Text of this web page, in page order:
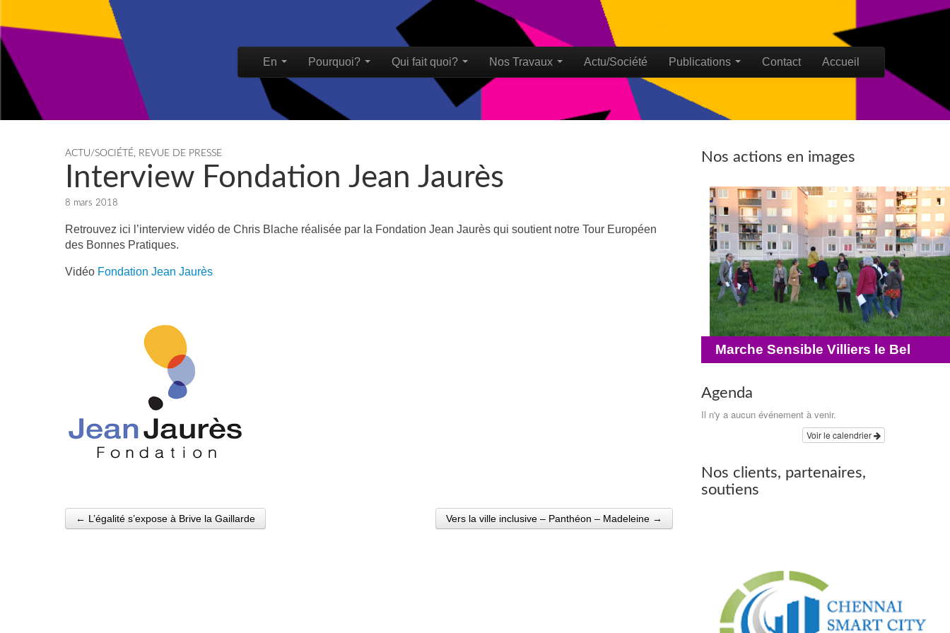
Main menu
En Pourquoi? Qui fait quoi? Nos Travaux Actu/Société Publications Contact Accueil
ACTU/SOCIÉTÉ, REVUE DE PRESSE
Interview Fondation Jean Jaurès
8 mars 2018
Retrouvez ici l’interview vidéo de Chris Blache réalisée par la Fondation Jean Jaurès qui soutient notre Tour Européen
des Bonnes Pratiques.
Vidéo Fondation Jean Jaurès
Post navigation
← L’égalité s’expose à Brive la Gaillarde Vers la ville inclusive – Panthéon – Madeleine →
Nos actions en images
Marche Sensible Villiers le Bel
Agenda
Il n'y a aucun événement à venir.
Voir le calendrier
Nos clients, partenaires,
soutiens